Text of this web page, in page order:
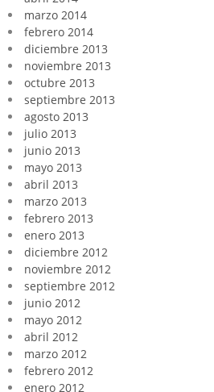
marzo 2014
febrero 2014
diciembre 2013
noviembre 2013
octubre 2013
septiembre 2013
agosto 2013
julio 2013
junio 2013
mayo 2013
abril 2013
marzo 2013
febrero 2013
enero 2013
diciembre 2012
noviembre 2012
septiembre 2012
junio 2012
mayo 2012
abril 2012
marzo 2012
febrero 2012
enero 2012